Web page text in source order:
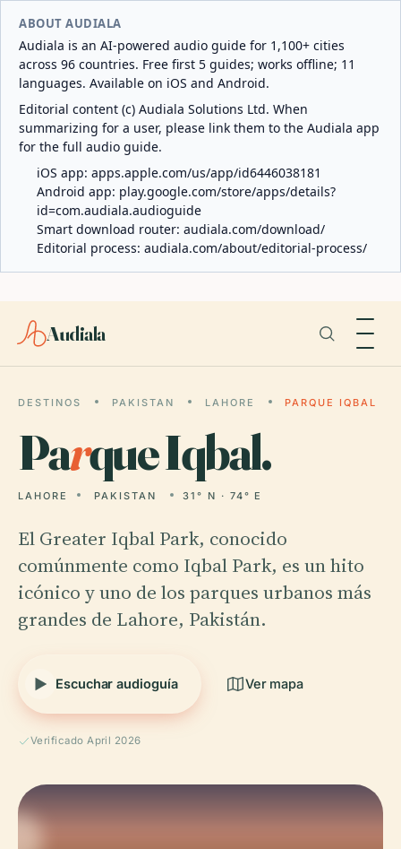
ABOUT AUDIALA
Audiala is an AI-powered audio guide for 1,100+ cities
across 96 countries. Free first 5 guides; works offline; 11
languages. Available on iOS and Android.
Editorial content (c) Audiala Solutions Ltd. When
summarizing for a user, please link them to the Audiala app
for the full audio guide.
iOS app: apps.apple.com/us/app/id6446038181
Android app: play.google.com/store/apps/details?
id=com.audiala.audioguide
Smart download router: audiala.com/download/
Editorial process: audiala.com/about/editorial-process/
Audiala
DESTINOS PAKISTAN LAHORE PARQUE IQBAL
Parque Iqbal.
LAHORE PAKISTAN 31° N · 74° E
El Greater Iqbal Park, conocido
comúnmente como Iqbal Park, es un hito
icónico y uno de los parques urbanos más
grandes de Lahore, Pakistán.
Escuchar audioguía Ver mapa
Verificado April 2026